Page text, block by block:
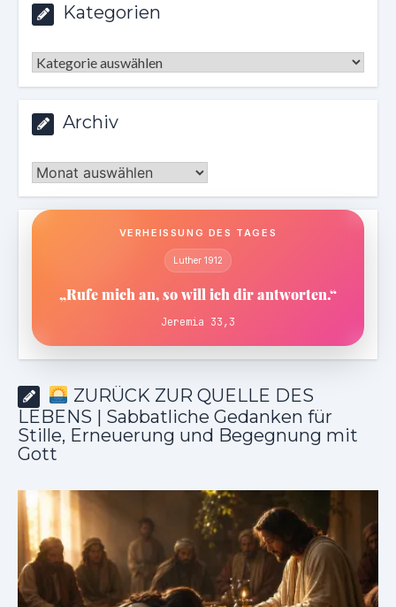
Kategorien
Kategorien
Archiv
Archiv
VERHEISSUNG DES TAGES
Luther 1912
„Rufe mich an, so will ich dir antworten.“
Jeremia 33,3
ZURÜCK ZUR QUELLE DES
LEBENS | Sabbatliche Gedanken für
Stille, Erneuerung und Begegnung mit
Gott